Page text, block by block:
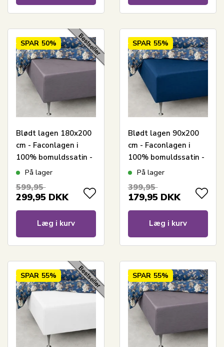
SPAR 50%
Blødt lagen 180x200
cm - Faconlagen i
100% bomuldssatin -
Lysegråt boxlagen til
satin lagen
På lager
599,95
299,95 DKK
Læg i kurv
SPAR 55%
Blødt lagen 90x200
cm - Faconlagen i
100% bomuldssatin -
Blåt boxlagen til
satin lagen
På lager
399,95
179,95 DKK
Læg i kurv
SPAR 55% SPAR 55%